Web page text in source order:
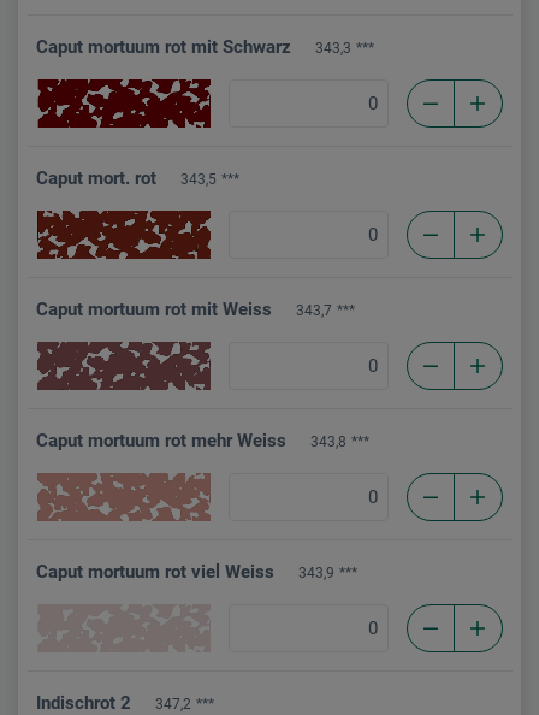
Caput mortuum rot mit Schwarz 343,3 ***
Caput mort. rot 343,5 ***
Caput mortuum rot mit Weiss 343,7 ***
Caput mortuum rot mehr Weiss 343,8 ***
Caput mortuum rot viel Weiss 343,9 ***
Indischrot 2 347,2 ***